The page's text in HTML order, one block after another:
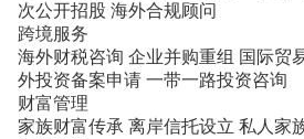
次公开招股 海外合规顾问
跨境服务
海外财税咨询 企业并购重组 国际贸
外投资备案申请 一带一路投资咨询
财富管理
家族财富传承 离岸信托设立 私人家